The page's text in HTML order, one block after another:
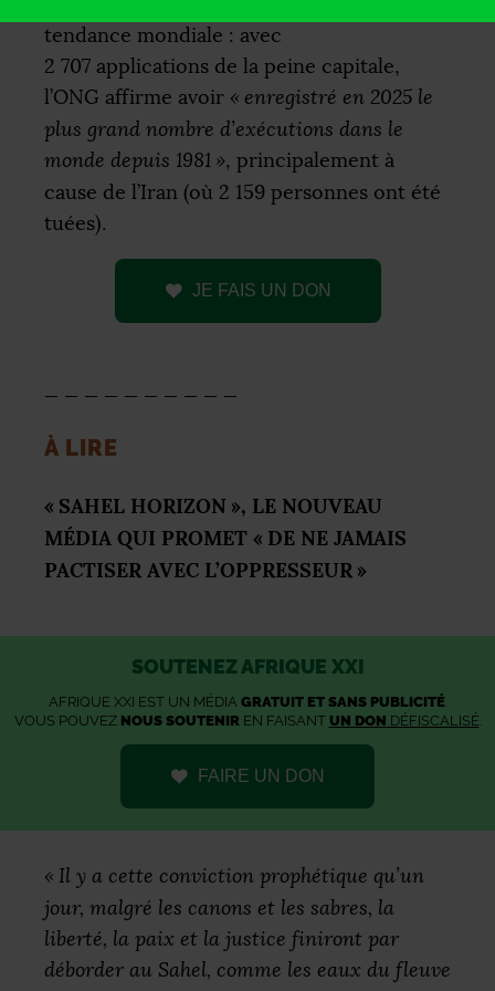
tendance mondiale : avec
2 707 applications de la peine capitale,
l’ONG affirme avoir « enregistré en 2025 le
plus grand nombre d’exécutions dans le
monde depuis 1981 », principalement à
cause de l’Iran (où 2 159 personnes ont été
tuées).
JE FAIS UN DON
À LIRE
« SAHEL HORIZON », LE NOUVEAU
MÉDIA QUI PROMET « DE NE JAMAIS
PACTISER AVEC L’OPPRESSEUR »
SOUTENEZ AFRIQUE XXI
AFRIQUE XXI EST UN MÉDIA GRATUIT ET SANS PUBLICITÉ.
VOUS POUVEZ NOUS SOUTENIR EN FAISANT UN DON DÉFISCALISÉ
FAIRE UN DON
« Il y a cette conviction prophétique qu’un
jour, malgré les canons et les sabres, la
liberté, la paix et la justice finiront par
déborder au Sahel, comme les eaux du fleuve